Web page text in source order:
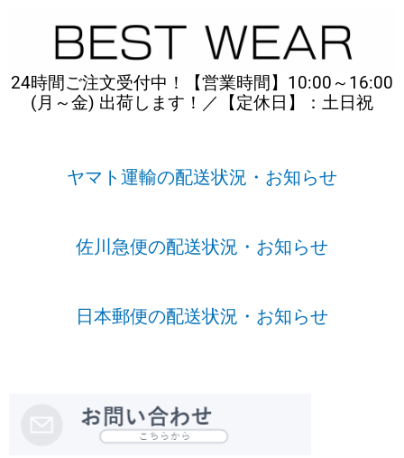
24時間ご注文受付中！【営業時間】10:00～16:00
(月～金) 出荷します！／【定休日】：土日祝
ヤマト運輸の配送状況・お知らせ
佐川急便の配送状況・お知らせ
日本郵便の配送状況・お知らせ